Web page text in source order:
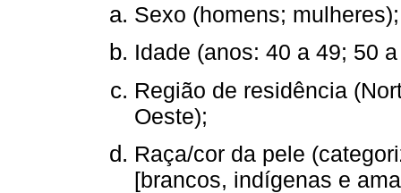
Sexo (homens; mulheres);
Idade (anos: 40 a 49; 50
Região de residência
Oeste);
Raça/cor da pele
[brancos, indígenas e